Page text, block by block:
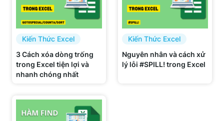
Kiến Thức Excel
3 Cách xóa dòng trống
trong Excel tiện lợi và
nhanh chóng nhất
Kiến Thức Excel
Nguyên nhân và cách xử
lý lỗi #SPILL! trong Excel